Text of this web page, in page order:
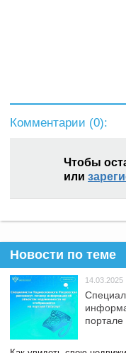
Комментарии (0):
Чтобы
или
Новости по теме
14.03.2025
портале